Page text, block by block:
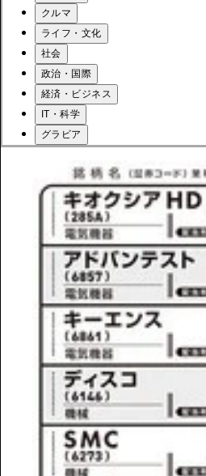
クルマ
ライフ・文化
社会
政治・国際
経済・ビジネス
IT・科学
グラビア